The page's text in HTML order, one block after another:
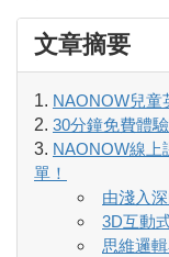
文章摘要
NAONOW兒童
30分鐘免費體
NAONOW線上
單！
由淺入
3D互動
思維邏